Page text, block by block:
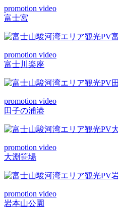
promotion video
富士宮
promotion video
富士川楽座
promotion video
田子の浦港
promotion video
大淵笹場
promotion video
岩本山公園